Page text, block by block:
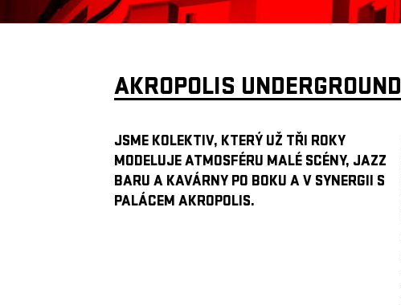
AKROPOLIS UNDERGROUND
JSME KOLEKTIV, KTERÝ UŽ TŘI ROKY
MODELUJE ATMOSFÉRU MALÉ SCÉNY, JAZZ
BARU A KAVÁRNY PO BOKU A V SYNERGII S
PALÁCEM AKROPOLIS.